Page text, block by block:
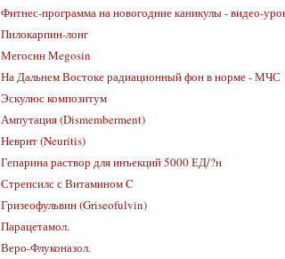
Фитнес-программа на новогодние каникулы - видео-
Пилокарпин-лонг
Мегосин Megosin
На Дальнем Востоке радиационный фон в норме - МЧС
Эскулюс композитум
Ампутация (Dismemberment)
Неврит (Neuritis)
Гепарина раствор для инъекций 5000 ЕД/?н
Стрепсилс с Витамином C
Гризеофульвин (Griseofulvin)
Парацетамол.
Веро-Флуконазол.